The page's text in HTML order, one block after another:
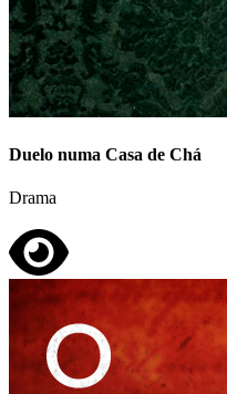
Duelo numa Casa de Chá
Drama